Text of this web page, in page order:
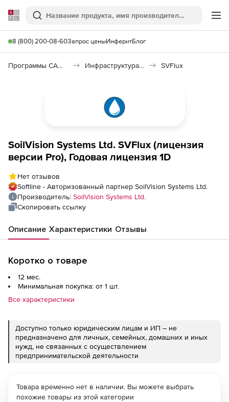
Softline
Поиск
8 (800) 200-08-60Запрос ценыИнферитБлог
Программы САПР и ГИС Инфраструктура: изыскания, генплан, транспорт SVFlux
SoilVision Systems Ltd. SVFlux (лицензия
версии Pro), Годовая лицензия 1D
Нет отзывов
Softline - Авторизованный партнер SoilVision Systems Ltd.
Производитель: SoilVision Systems Ltd.
Скопировать ссылку
Описание Характеристики Отзывы
Коротко о товаре
12 мес.
Минимальная покупка: от 1 шт.
Все характеристики
Доступно только юридическим лицам и ИП – не
предназначено для личных, семейных, домашних и иных
нужд, не связанных с осуществлением
предпринимательской деятельности
Товара временно нет в наличии. Вы можете выбрать
похожие товары из этой категории